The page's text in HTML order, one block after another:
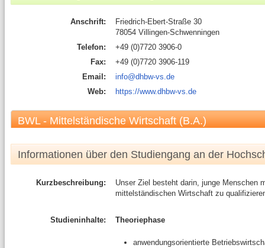
Anschrift:
Friedrich-Ebert-Straße 30
78054 Villingen-Schwenningen
Telefon:
+49 (0)7720 3906-0
Fax:
+49 (0)7720 3906-119
Email:
info@dhbw-vs.de
Web:
https://www.dhbw-vs.de
BWL - Mittelständische Wirtschaft (B.A.)
Informationen über den Studiengang an der
Kurzbeschreibung:
Unser Ziel besteht darin, junge Menschen
mittelständischen Wirtschaft zu
Studieninhalte: Theoriephase
anwendungsorientierte